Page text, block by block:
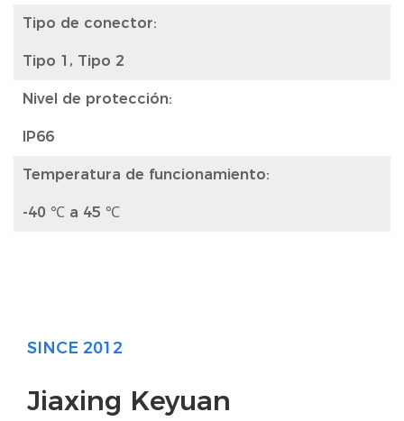
Tipo de conector:
Tipo 1, Tipo 2
Nivel de protección:
IP66
Temperatura de funcionamiento:
-40 ℃ a 45 ℃
SINCE 2012
Jiaxing Keyuan